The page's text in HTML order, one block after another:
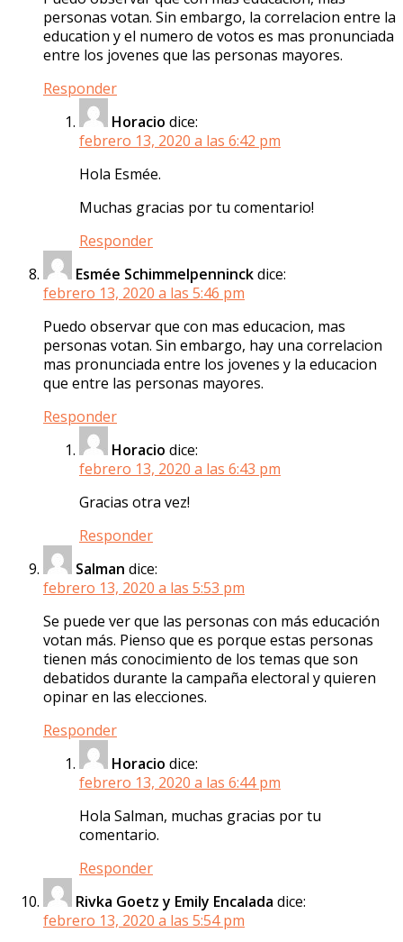
personas votan. Sin embargo, la correlacion entre la
education y el numero de votos es mas pronunciada
entre los jovenes que las personas mayores.
Responder
Horacio dice:
febrero 13, 2020 a las 6:42 pm
Hola Esmée.
Muchas gracias por tu comentario!
Responder
Esmée Schimmelpenninckdice:
febrero 13, 2020 a las 5:46 pm
Puedo observar que con mas educacion, mas
personas votan. Sin embargo, hay una correlacion
mas pronunciada entre los jovenes y la educacion
que entre las personas mayores.
Responder
Horacio dice:
febrero 13, 2020 a las 6:43 pm
Gracias otra vez!
Responder
Salman dice:
febrero 13, 2020 a las 5:53 pm
Se puede ver que las personas con más educación
votan más. Pienso que es porque estas personas
tienen más conocimiento de los temas que son
debatidos durante la campaña electoral y quieren
opinar en las elecciones.
Responder
Horacio dice:
febrero 13, 2020 a las 6:44 pm
Hola Salman, muchas gracias por tu
comentario.
Responder
Rivka Goetz y Emily Encalada dice:
febrero 13, 2020 a las 5:54 pm